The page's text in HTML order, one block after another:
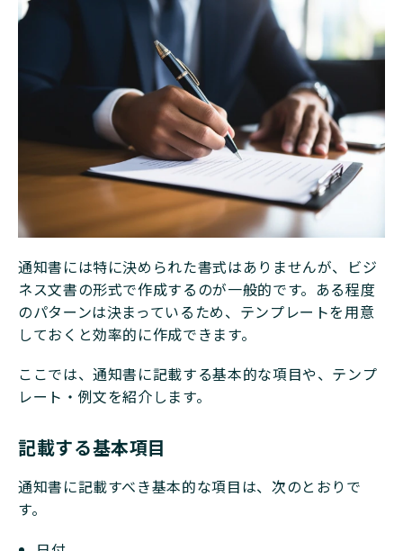
通知書には特に決められた書式はありませんが、ビジ
ネス文書の形式で作成するのが一般的です。ある程度
のパターンは決まっているため、テンプレートを用意
しておくと効率的に作成できます。
ここでは、通知書に記載する基本的な項目や、テンプ
レート・例文を紹介します。
記載する基本項目
通知書に記載すべき基本的な項目は、次のとおりで
す。